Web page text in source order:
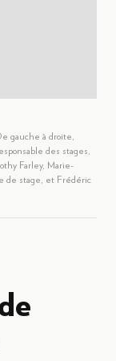
gauche à droite,
des stages,
Farley, Marie-
de stage, et Frédéric